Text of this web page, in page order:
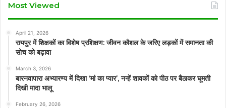
Most Viewed
April 21, 2026
रायपुर में शिक्षकों का विशेष प्रशिक्षण: जीवन कौशल के जरिए लड़कों में समानता की
सोच को बढ़ावा
March 3, 2026
बारनवापारा अभ्यारण्य में दिखा ‘मां का प्यार’, नन्हें शावकों को पीठ पर बैठाकर घूमती
दिखी मादा भालू
February 26, 2026